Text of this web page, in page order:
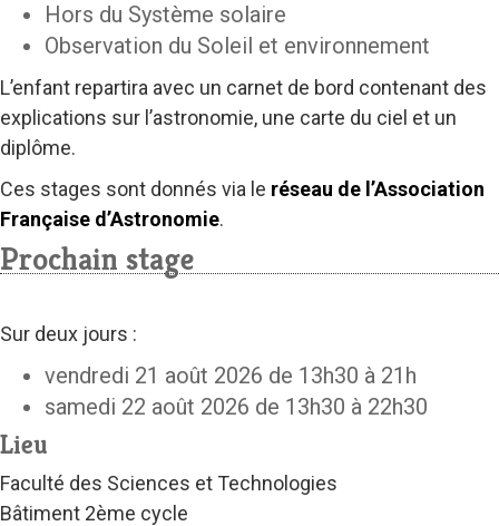
Hors du Système solaire
Observation du Soleil et environnement
L’enfant repartira avec un carnet de bord contenant des
explications sur l’astronomie, une carte du ciel et un
diplôme.
Ces stages sont donnés via le réseau de l’Association
Française d’Astronomie.
Prochain stage
Sur deux jours :
vendredi 21 août 2026 de 13h30 à 21h
samedi 22 août 2026 de 13h30 à 22h30
Lieu
Faculté des Sciences et Technologies
Bâtiment 2ème cycle